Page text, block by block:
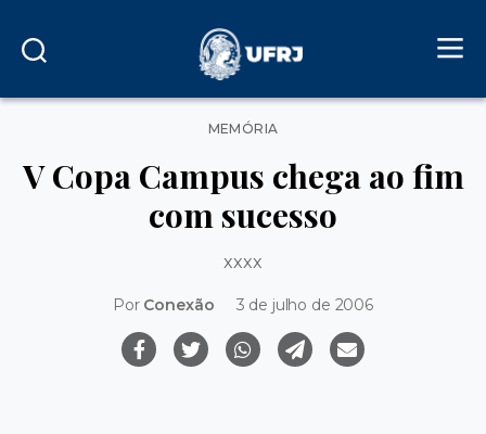
Categorias
MEMÓRIA
V Copa Campus chega ao fim
com sucesso
xxxx
Por Conexão 3 de julho de 2006